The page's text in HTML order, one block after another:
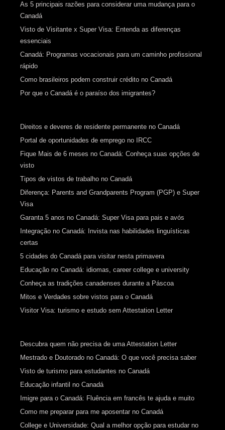
As 5 principais razões para considerar uma mudança para o
Canadá
Visto de Visitante x Super Visa: Entenda as diferenças
essenciais
Canadá: Programas vocacionais para um caminho profissional
rápido
Como brasileiros podem construir crédito no Canadá
Por que o Canadá é o paraíso dos imigrantes?
Direitos e deveres de residente permanente no Canadá
Portal de oportunidades de emprego no IRCC
Fique Mais de 6 meses no Canadá: Conheça suas opções de
visto
Tipos de vistos de trabalho no Canadá
Diferença: Parents and Grandparents Program (PGP) e Super
Visa
Garanta 5 anos no Canadá: Super Visa para pais e avós
Integração no Canadá: Invista nas habilidades linguísticas
certas
5 cidades do Canadá para visitar nesta primavera
Educação no Canadá: idiomas, career college e university
Conheça as tradições canadenses durante a Páscoa
Mitos e Verdades sobre vistos para o Canadá
Visitor Visa: turismo e estudo sem Attestation Letter
Descubra quem não precisa de uma Attestation Letter
Mestrado e Doutorado no Canadá: O que você precisa saber
Visto de turismo para estudantes no Canadá
Educação infantil no Canadá
Imigre para o Canadá: Fluência em francês te ajuda e muito
Como me preparar para me aposentar no Canadá
College e Universidade: Qual a melhor opção para estudar no